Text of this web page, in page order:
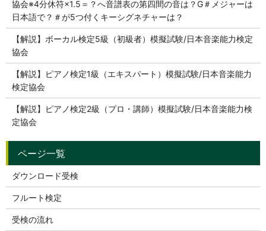
協会※4分休符×1.5＝？へ音譜表の第四間の音は？G＃メジャーは
日本語で？＃が5つ付くキーシグネチャーは？
【解説】ボーカル検定5級（初級者）模擬試験/日本音楽能力検定
協会
【解説】ピアノ検定1級（エキスパート）模擬試験/日本音楽能力
検定協会
【解説】ピアノ検定2級（プロ・講師）模擬試験/日本音楽能力検
定協会
ダウンロード受検
フルート検定
受検の流れ